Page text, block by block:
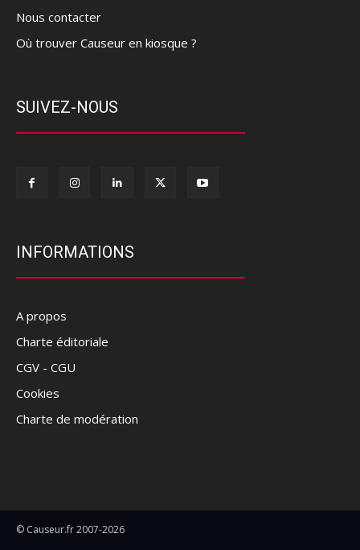
Nous contacter
Où trouver Causeur en kiosque ?
SUIVEZ-NOUS
INFORMATIONS
A propos
Charte éditoriale
CGV - CGU
Cookies
Charte de modération
© Causeur.fr 2007-2026